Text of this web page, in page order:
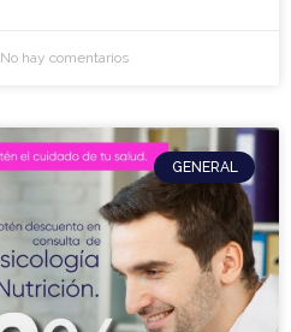
No hay comentarios
GENERAL